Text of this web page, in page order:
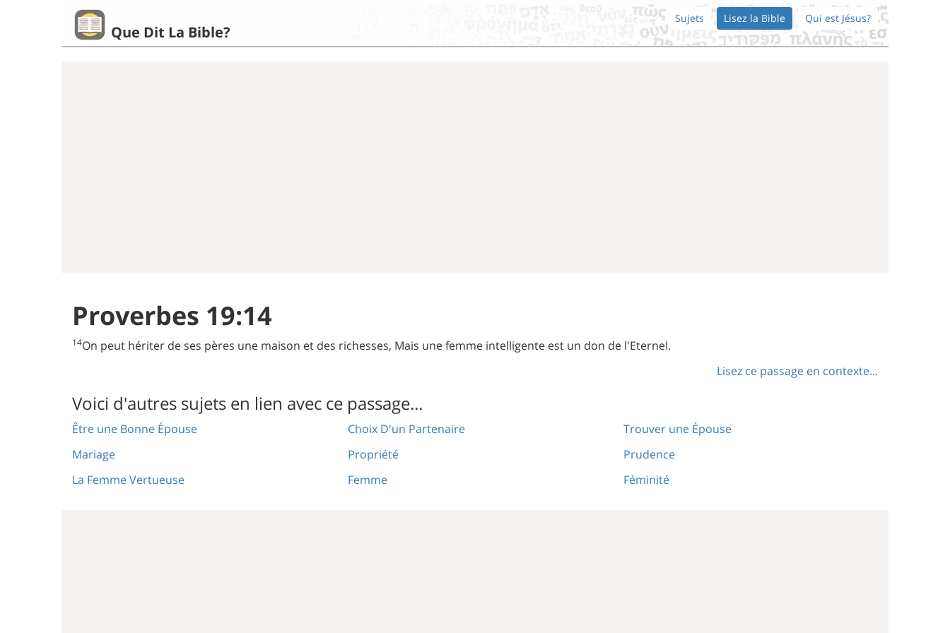
Que Dit La Bible?
Sujets Lisez la Bible Qui est Jésus?
Proverbes 19:14
14On peut hériter de ses pères une maison et des richesses, Mais une femme intelligente est un don de l'Eternel.
Lisez ce passage en contexte...
Voici d'autres sujets en lien avec ce passage...
Être une Bonne Épouse
Mariage
La Femme Vertueuse
Choix D'un Partenaire
Propriété
Femme
Trouver une Épouse
Prudence
Féminité